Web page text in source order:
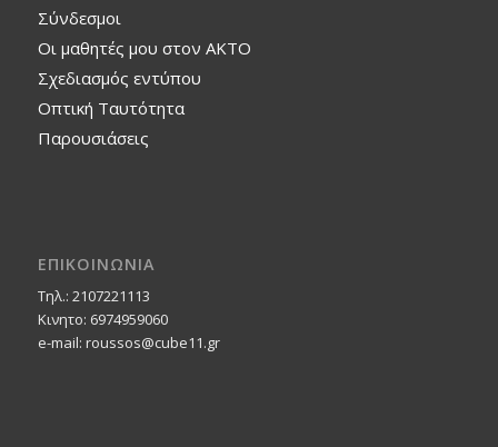
Σύνδεσμοι
Οι μαθητές μου στον ΑΚΤΟ
Σχεδιασμός εντύπου
Οπτική Ταυτότητα
Παρουσιάσεις
ΕΠΙΚΟΙΝΩΝΙΑ
Τηλ.: 2107221113
Κινητο: 6974959060
e-mail: roussos@cube11.gr